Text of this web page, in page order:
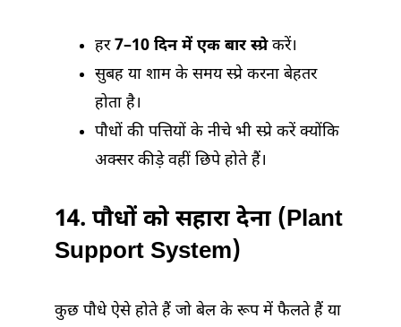
हर7–10 दिन में एक बार स्प्रेकरें।
सुबह या शाम के समय स्प्रे करना बेहतर
होता है।
पौधों की पत्तियों के नीचे भी स्प्रे करें क्योंकि
अक्सर कीड़े वहीं छिपे होते हैं।
14. पौधों को सहारा देना (Plant
Support System)
कुछ पौधे ऐसे होते हैं जो बेल के रूप में फैलते हैं या